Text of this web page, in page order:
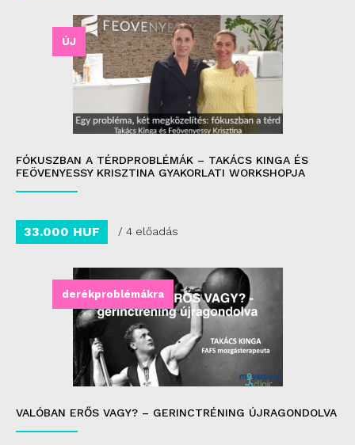
ÚJ
FÓKUSZBAN A TÉRDPROBLÉMÁK – TAKÁCS KINGA ÉS
FEÖVENYESSY KRISZTINA GYAKORLATI WORKSHOPJA
33.000 HUF / 4 előadás
derékproblémákra
VALÓBAN ERŐS VAGY? – GERINCTRÉNING ÚJRAGONDOLVA